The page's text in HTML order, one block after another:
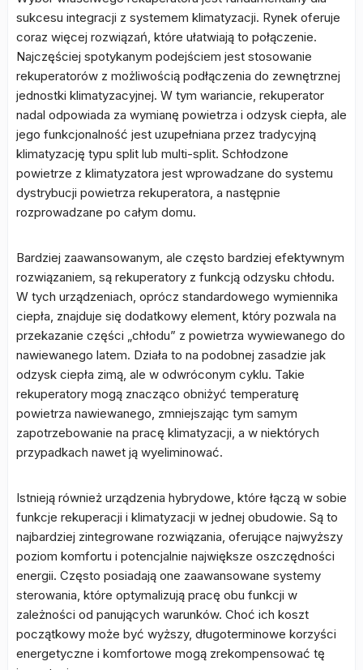
sukcesu integracji z systemem klimatyzacji. Rynek oferuje
coraz więcej rozwiązań, które ułatwiają to połączenie.
Najczęściej spotykanym podejściem jest stosowanie
rekuperatorów z możliwością podłączenia do zewnętrznej
jednostki klimatyzacyjnej. W tym wariancie, rekuperator
nadal odpowiada za wymianę powietrza i odzysk ciepła, ale
jego funkcjonalność jest uzupełniana przez tradycyjną
klimatyzację typu split lub multi-split. Schłodzone
powietrze z klimatyzatora jest wprowadzane do systemu
dystrybucji powietrza rekuperatora, a następnie
rozprowadzane po całym domu.
Bardziej zaawansowanym, ale często bardziej efektywnym
rozwiązaniem, są rekuperatory z funkcją odzysku chłodu.
W tych urządzeniach, oprócz standardowego wymiennika
ciepła, znajduje się dodatkowy element, który pozwala na
przekazanie części „chłodu” z powietrza wywiewanego do
nawiewanego latem. Działa to na podobnej zasadzie jak
odzysk ciepła zimą, ale w odwróconym cyklu. Takie
rekuperatory mogą znacząco obniżyć temperaturę
powietrza nawiewanego, zmniejszając tym samym
zapotrzebowanie na pracę klimatyzacji, a w niektórych
przypadkach nawet ją wyeliminować.
Istnieją również urządzenia hybrydowe, które łączą w sobie
funkcje rekuperacji i klimatyzacji w jednej obudowie. Są to
najbardziej zintegrowane rozwiązania, oferujące najwyższy
poziom komfortu i potencjalnie największe oszczędności
energii. Często posiadają one zaawansowane systemy
sterowania, które optymalizują pracę obu funkcji w
zależności od panujących warunków. Choć ich koszt
początkowy może być wyższy, długoterminowe korzyści
energetyczne i komfortowe mogą zrekompensować tę